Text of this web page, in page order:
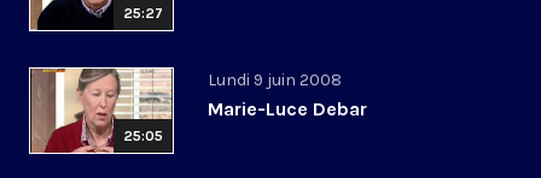
25:27
25:05
Lundi 9 juin 2008
Marie-Luce Debar